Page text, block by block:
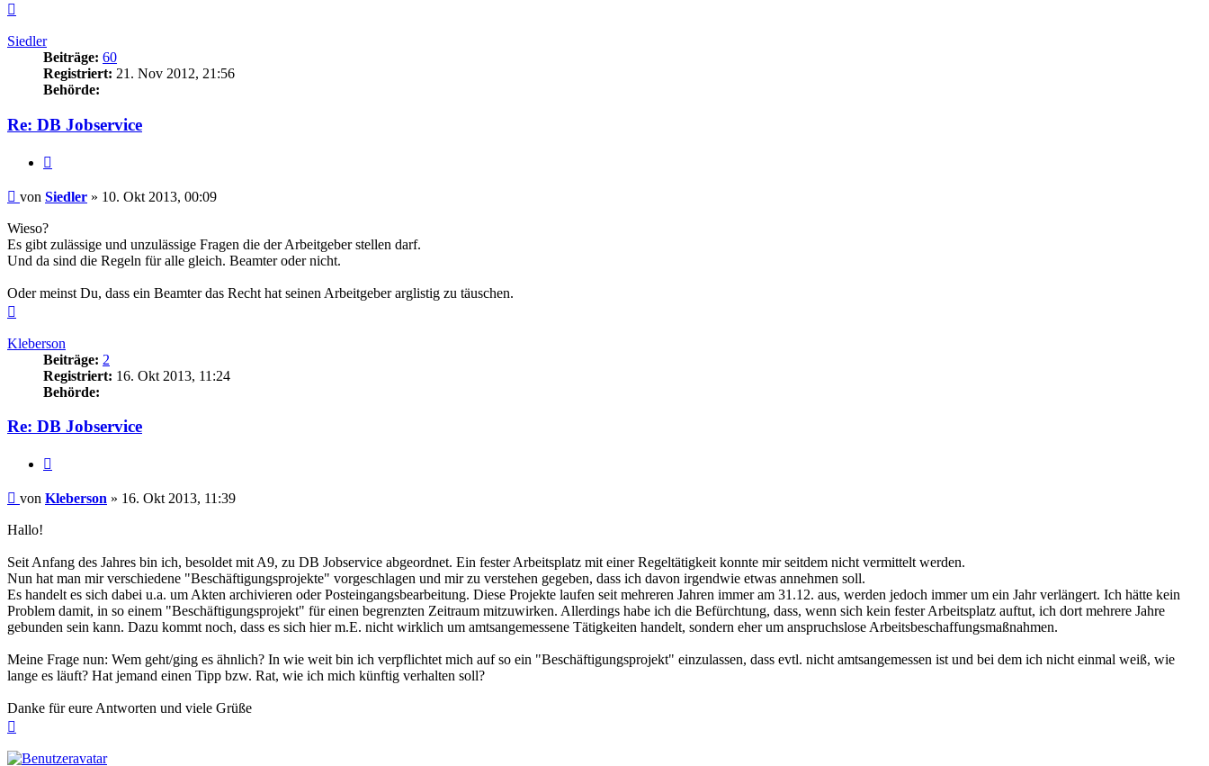
Siedler
Beiträge: 60
Registriert: 21. Nov 2012, 21:56
Behörde:
Re: DB Jobservice
Beitrag
von Siedler » 10. Okt 2013, 00:09
Wieso?
Es gibt zulässige und unzulässige Fragen die der Arbeitgeber stellen darf.
Und da sind die Regeln für alle gleich. Beamter oder nicht.
Oder meinst Du, dass ein Beamter das Recht hat seinen Arbeitgeber arglistig zu täuschen.
Kleberson
Beiträge: 2
Registriert: 16. Okt 2013, 11:24
Behörde:
Re: DB Jobservice
Beitrag
von Kleberson » 16. Okt 2013, 11:39
Hallo!
Seit Anfang des Jahres bin ich, besoldet mit A9, zu DB Jobservice abgeordnet. Ein fester Arbeitsplatz mit einer Regeltätigkeit konnte mir seitdem nicht vermittelt werden.
Nun hat man mir verschiedene "Beschäftigungsprojekte" vorgeschlagen und mir zu verstehen gegeben, dass ich davon irgendwie etwas annehmen soll.
Es handelt es sich dabei u.a. um Akten archivieren oder Posteingangsbearbeitung. Diese Projekte laufen seit mehreren Jahren immer am 31.12. aus, werden jedoch immer um ein Jahr verlängert. Ich hätte kein
Problem damit, in so einem "Beschäftigungsprojekt" für einen begrenzten Zeitraum mitzuwirken. Allerdings habe ich die Befürchtung, dass, wenn sich kein fester Arbeitsplatz auftut, ich dort mehrere Jahre
gebunden sein kann. Dazu kommt noch, dass es sich hier m.E. nicht wirklich um amtsangemessene Tätigkeiten handelt, sondern eher um anspruchslose Arbeitsbeschaffungsmaßnahmen.
Meine Frage nun: Wem geht/ging es ähnlich? In wie weit bin ich verpflichtet mich auf so ein "Beschäftigungsprojekt" einzulassen, dass evtl. nicht amtsangemessen ist und bei dem ich nicht einmal weiß, wie
lange es läuft? Hat jemand einen Tipp bzw. Rat, wie ich mich künftig verhalten soll?
Danke für eure Antworten und viele Grüße